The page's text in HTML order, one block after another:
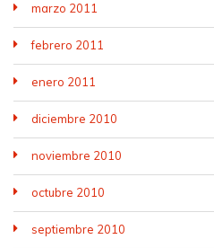
marzo 2011
febrero 2011
enero 2011
diciembre 2010
noviembre 2010
octubre 2010
septiembre 2010